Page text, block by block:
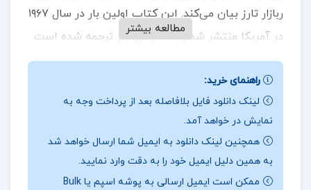
ربازار تارز بیان می‌کند. این کتاب اولین بار در سال ۱۹۶۷
در آمریکا منتشر شد و به فارسی نیز ترجمه شده است.
دندان ببر، به عنوان هدیه‌ای الهی توصیف شده که به
پال کمک می‌کند به اسرار جهان دست یابد و به
خوانندگان نیز دعوتی برای کشف ابعاد عمیق‌تر وجود
خود می‌دهد. برای خرید و دانلود کتاب های بیشتر
تک پروژه باشید.
نقد کتاب دندان ببر پال توئیچل
مطالعه بیشتر
راهنمای خرید:
لینک دانلود فایل بلافاصله بعد از پرداخت وجه به
نمایش در خواهد آمد.
همچنین لینک دانلود به ایمیل شما ارسال خواهد شد
به همین دلیل ایمیل خود را به دقت وارد نمایید.
ممکن است ایمیل ارسالی به پوشه اسپم یا Bulk